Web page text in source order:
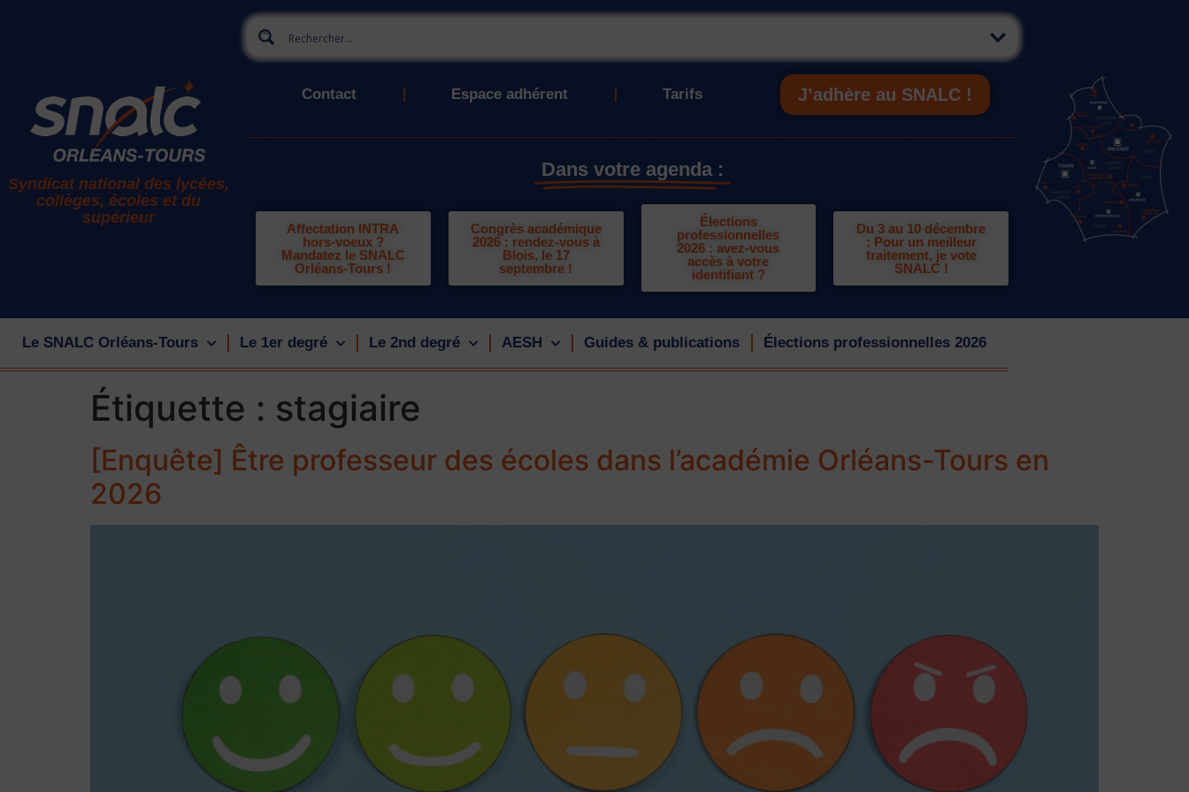
Syndicat national des lycées,
collèges, écoles et du
supérieur
Contact Espace adhérent Tarifs J’adhère au SNALC !
Dans votre agenda :
Affectation INTRA
hors-voeux ?
Mandatez le SNALC
Orléans-Tours !
Congrès académique
2026 : rendez-vous à
Blois, le 17
septembre !
Élections
professionnelles
2026 : avez-vous
accès à votre
identifiant ?
Du 3 au 10 décembre
: Pour un meilleur
traitement, je vote
SNALC !
Le SNALC Orléans-Tours Le 1er degré Le 2nd degré AESH Guides & publications Élections professionnelles 2026
Étiquette : stagiaire
[Enquête] Être professeur des écoles dans l’académie Orléans-Tours en
2026